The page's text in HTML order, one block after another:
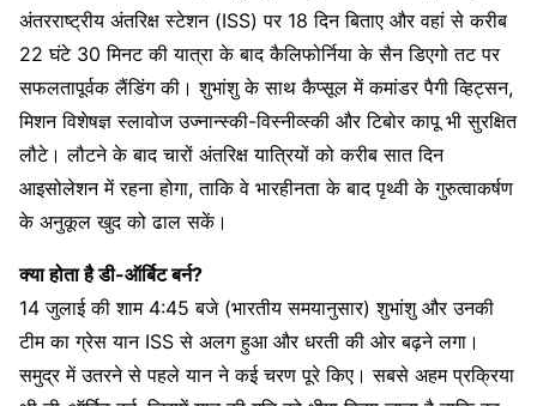
अंतरराष्ट्रीय अंतरिक्ष स्टेशन (ISS) पर 18 दिन बिताए और वहां से करीब
22 घंटे 30 मिनट की यात्रा के बाद कैलिफोर्निया के सैन डिएगो तट पर
सफलतापूर्वक लैंडिंग की। शुभांशु के साथ कैप्सूल में कमांडर पैगी व्हिट्सन,
मिशन विशेषज्ञ स्लावोज उज्नान्स्की-विस्नीव्स्की और टिबोर कापू भी सुरक्षित
लौटे। लौटने के बाद चारों अंतरिक्ष यात्रियों को करीब सात दिन
आइसोलेशन में रहना होगा, ताकि वे भारहीनता के बाद पृथ्वी के गुरुत्वाकर्षण
के अनुकूल खुद को ढाल सकें।
क्या होता है डी-ऑर्बिट बर्न?
14 जुलाई की शाम 4:45 बजे (भारतीय समयानुसार) शुभांशु और उनकी
टीम का ग्रेस यान ISS से अलग हुआ और धरती की ओर बढ़ने लगा।
समुद्र में उतरने से पहले यान ने कई चरण पूरे किए। सबसे अहम प्रक्रिया